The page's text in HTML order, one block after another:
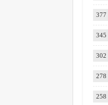
377
345
302
278
258